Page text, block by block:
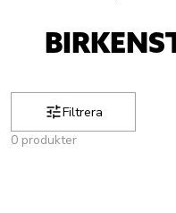
Filtrera
0 produkter